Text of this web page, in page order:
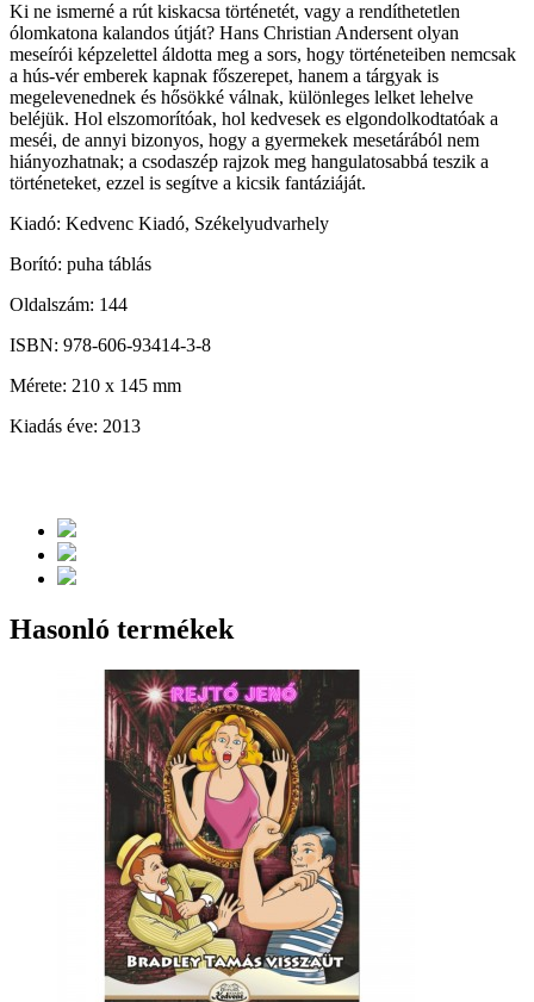
Ki ne ismerné a rút kiskacsa történetét, vagy a rendíthetetlen
ólomkatona kalandos útját? Hans Christian Andersent olyan
meseírói képzelettel áldotta meg a sors, hogy történeteiben nemcsak
a hús-vér emberek kapnak főszerepet, hanem a tárgyak is
megelevenednek és hősökké válnak, különleges lelket lehelve
beléjük. Hol elszomorítóak, hol kedvesek es elgondolkodtatóak a
meséi, de annyi bizonyos, hogy a gyermekek mesetárából nem
hiányozhatnak; a csodaszép rajzok meg hangulatosabbá teszik a
történeteket, ezzel is segítve a kicsik fantáziáját.
Kiadó: Kedvenc Kiadó, Székelyudvarhely
Borító: puha táblás
Oldalszám: 144
ISBN: 978-606-93414-3-8
Mérete: 210 x 145 mm
Kiadás éve: 2013
Hasonló termékek